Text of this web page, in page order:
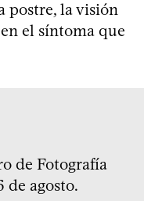
postre, la visión
el síntoma que
de Fotografía
de agosto.